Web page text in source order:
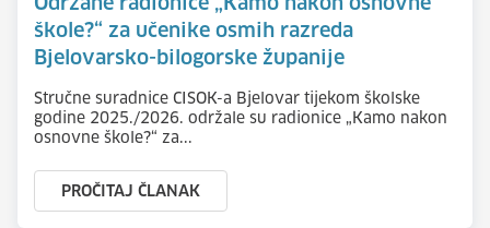
Održane radionice „Kamo nakon osnovne
škole?“ za učenike osmih razreda
Bjelovarsko-bilogorske županije
Stručne suradnice CISOK-a Bjelovar tijekom školske
godine 2025./2026. održale su radionice „Kamo nakon
osnovne škole?“ za...
PROČITAJ ČLANAK